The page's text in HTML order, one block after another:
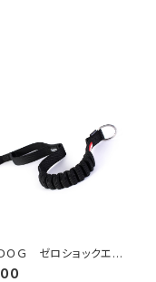
ＤＯＧ ゼロショックエク
ョン (全2色)